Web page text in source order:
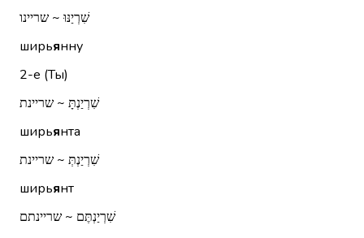
שִׁרְיַנּוּ ~ שריינו
ширьянну
2-е (Ты)
שִׁרְיַנְתָּ ~ שריינת
ширьянта
שִׁרְיַנְתְּ ~ שריינת
ширьянт
שִׁרְיַנְתֶּם ~ שריינתם